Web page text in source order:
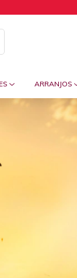
ARRANJOS